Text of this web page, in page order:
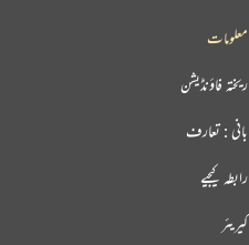
معلومات
ریختہ فاؤنڈیشن
بانی : تعارف
رابطہ کیجیے
کیریئر